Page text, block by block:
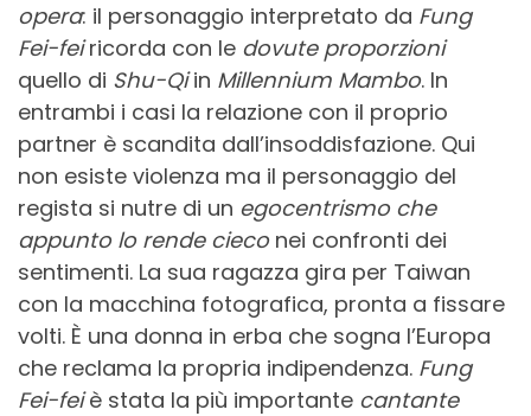
opera: il personaggio interpretato da Fung
Fei-feiricorda con le dovute proporzioni
quello di Shu-Qiin Millennium Mambo. In
entrambi i casi la relazione con il proprio
partner è scandita dall’insoddisfazione. Qui
non esiste violenza ma il personaggio del
regista si nutre di un egocentrismo che
appunto lo rende cieconei confronti dei
sentimenti. La sua ragazza gira per Taiwan
con la macchina fotografica, pronta a fissare
volti. È una donna in erba che sogna l’Europa
che reclama la propria indipendenza. Fung
Fei-feiè stata la più importante cantante